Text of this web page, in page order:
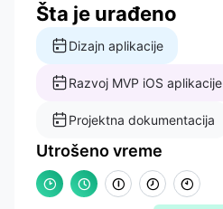
Šta je urađeno
Dizajn aplikacije
Razvoj MVP iOS aplikacije
Projektna dokumentacija
Utrošeno vreme